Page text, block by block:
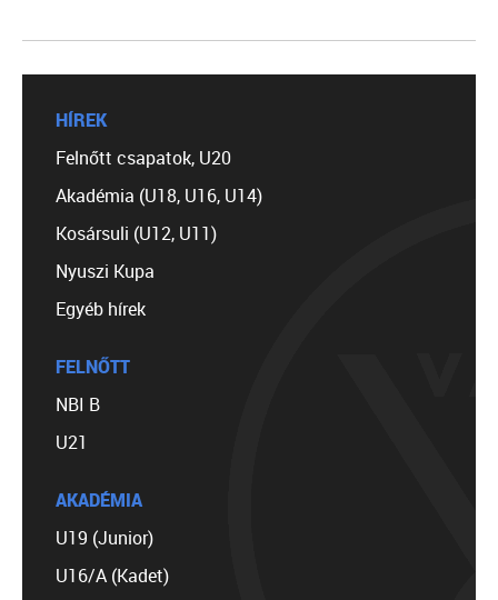
HÍREK
Felnőtt csapatok, U20
Akadémia (U18, U16, U14)
Kosársuli (U12, U11)
Nyuszi Kupa
Egyéb hírek
FELNŐTT
NBI B
U21
AKADÉMIA
U19 (Junior)
U16/A (Kadet)